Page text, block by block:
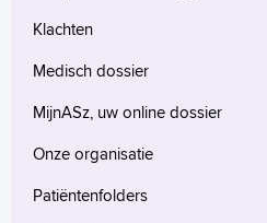
Klachten
Medisch dossier
MijnASz, uw online dossier
Onze organisatie
Patiëntenfolders